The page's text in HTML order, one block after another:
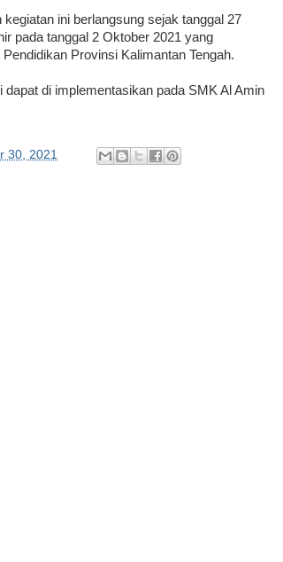
kegiatan ini berlangsung sejak tanggal 27
pada tanggal 2 Oktober 2021 yang
Provinsi Kalimantan Tengah.
dapat di implementasikan pada SMK Al Amin
30, 2021